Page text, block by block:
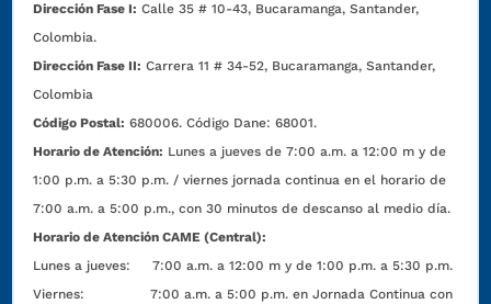
Dirección Fase I: Calle 35 # 10-43, Bucaramanga, Santander,
Colombia.
Dirección Fase II: Carrera 11 # 34-52, Bucaramanga, Santander,
Colombia
Código Postal: 680006. Código Dane: 68001.
Horario de Atención: Lunes a jueves de 7:00 a.m. a 12:00 m y de
1:00 p.m. a 5:30 p.m. / viernes jornada continua en el horario de
7:00 a.m. a 5:00 p.m., con 30 minutos de descanso al medio día.
Horario de Atención CAME (Central):
Lunes a jueves: 7:00 a.m. a 12:00 m y de 1:00 p.m. a 5:30 p.m.
Viernes: 7:00 a.m. a 5:00 p.m. en Jornada Continua con